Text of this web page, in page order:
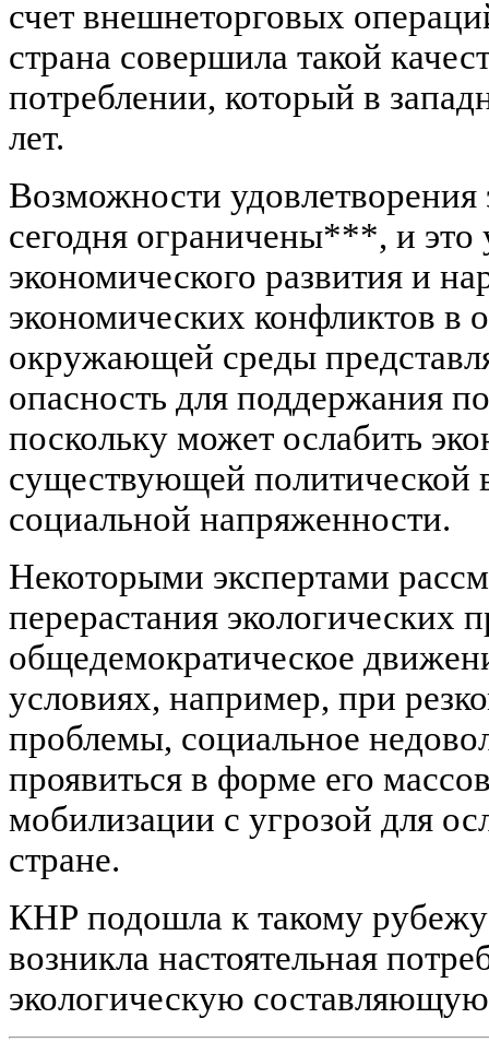
счет внешнеторговых
страна совершила такой
потреблении, который в
лет.
Возможности
сегодня ограничены***, и это
экономического развития и
экономических конфликтов в
окружающей среды
опасность для поддержания
поскольку может ослабить
существующей политической
социальной напряженности.
Некоторыми экспертами
перерастания экологических
общедемократическое
условиях, например, при
проблемы, социальное
проявиться в форме его
мобилизации с угрозой для
стране.
КНР подошла к такому рубежу
возникла настоятельная
экологическую